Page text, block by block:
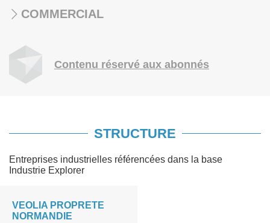
COMMERCIAL
Contenu réservé aux abonnés
STRUCTURE
Entreprises industrielles référencées dans la base
Industrie Explorer
VEOLIA PROPRETE
NORMANDIE